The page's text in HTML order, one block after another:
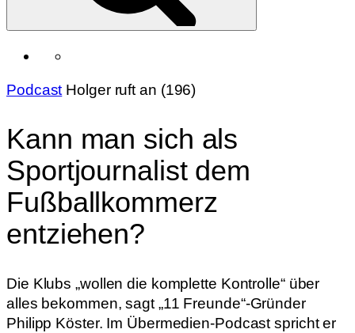
Podcast Holger ruft an (196)
Kann man sich als
Sportjournalist dem
Fußballkommerz
entziehen?
Die Klubs „wollen die komplette Kontrolle“ über
alles bekommen, sagt „11 Freunde“-Gründer
Philipp Köster. Im Übermedien-Podcast spricht er